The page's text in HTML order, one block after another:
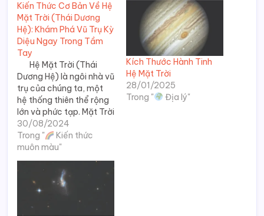
Kiến Thức Cơ Bản Về Hệ
Mặt Trời (Thái Dương
Hệ): Khám Phá Vũ Trụ Kỳ
Diệu Ngay Trong Tầm
Tay
Hệ Mặt Trời (Thái
Dương Hệ) là ngôi nhà vũ
trụ của chúng ta, một
hệ thống thiên thể rộng
lớn và phức tạp. Mặt Trời
đóng vai trò trung
tâm, cung cấp ánh sáng
và năng lượng cho mọi
vật thể quay quanh nó.
Nhưng…
30/08/2024
Trong "
Kiến thức
muôn màu"
Kích Thước Hành Tinh
Hệ Mặt Trời
28/01/2025
Trong "
Địa lý"